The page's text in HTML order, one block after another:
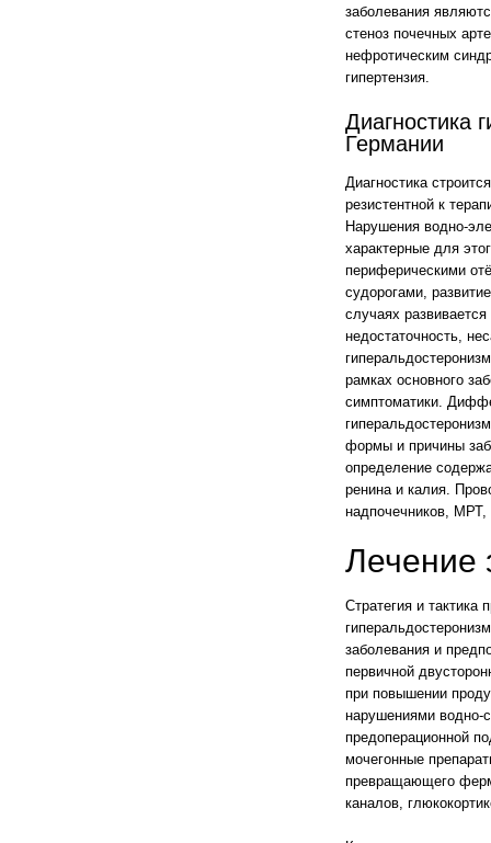
заболевания
стеноз почечных
нефротическим
гипертензия.
Диагностика
Германии
Диагностика
резистентной к
Нарушения водно-
характерные для
периферическими
судорогами,
случаях
недостаточность,
рамках основного
симптоматики.
формы и причины
определение
ренина и калия.
надпочечников, МРТ,
Лечение
Стратегия и тактика
заболевания и
первичной
при повышении
нарушениями водно-
предоперационной
мочегонные
превращающего
каналов,